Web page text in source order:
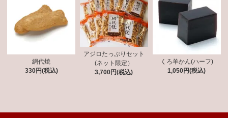
網代焼
330円(税込)
アジロたっぷりセット
(ネット限定）
3,700円(税込)
くろ羊かん(ハーフ)
1,050円(税込)